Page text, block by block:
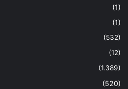
(1)
(1)
(532)
(12)
(1.389)
(520)